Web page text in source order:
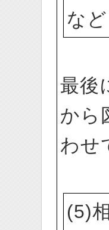
な
最後
から
わせ
(5)